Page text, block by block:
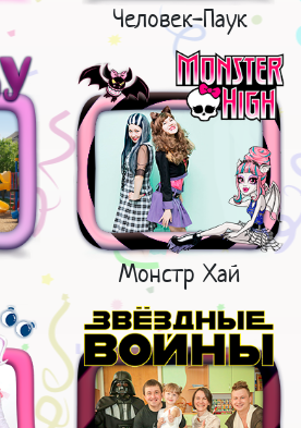
Человек-Паук
Монстр Хай